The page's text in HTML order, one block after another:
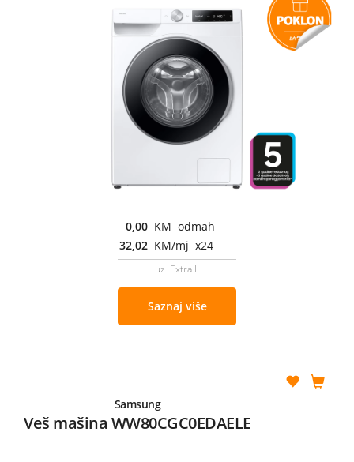
0,00 KM odmah
32,02 KM/mj x24
uz Extra L
Saznaj više
Samsung
Veš mašina WW80CGC0EDAELE